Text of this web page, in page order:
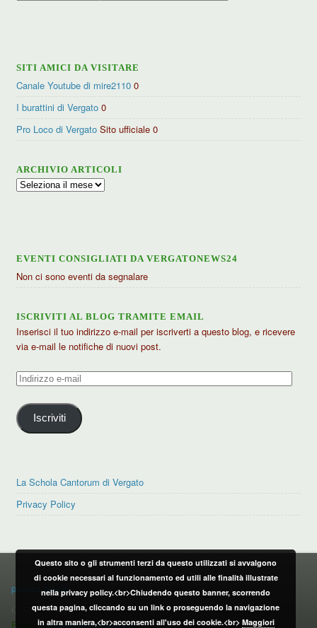
SITI AMICI DA VISITARE
Canale Youtube di mire2110 0
I burattini di Vergato 0
Pro Loco di Vergato Sito ufficiale 0
ARCHIVIO ARTICOLI
Archivio
EVENTI CONSIGLIATI DA VERGATONEWS24
Non ci sono eventi da segnalare
ISCRIVITI AL BLOG TRAMITE EMAIL
Inserisci il tuo indirizzo e-mail per iscriverti a questo blog, e ricevere
via e-mail le notifiche di nuovi post.
Indirizzo
mail
Iscriviti
La Schola Cantorum di Vergato
Privacy Policy
PRIVACY POLICY
privacy policy
CONTATTI:
Email:info@vergatonews24.it
Questo sito o gli strumenti terzi da questo utilizzati si avvalgono
di cookie necessari al funzionamento ed utili alle finalità illustrate
nella privacy policy.<br>Chiudendo questo banner, scorrendo
questa pagina, cliccando su un link o proseguendo la navigazione
in altra maniera,<br>acconsenti all'uso dei cookie.<br> Maggiori